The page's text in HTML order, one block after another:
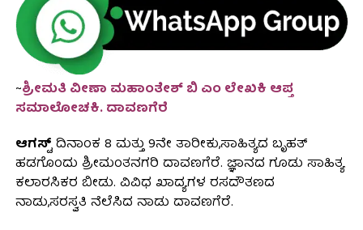
~ಶ್ರೀಮತಿ ವೀಣಾ ಮಹಾಂತೇಶ್ ಬಿ ಎಂ ಲೇಖಕಿ ಆಪ್ತ
ಸಮಾಲೋಚಕಿ. ದಾವಣಗೆರೆ
ಆಗಸ್ಟ್ದಿನಾಂಕ 8 ಮತ್ತು 9ನೇ ತಾರೀಕು,ಸಾಹಿತ್ಯದ ಬೃಹತ್
ಹಡಗೊಂದು ಶ್ರೀಮಂತನಗರಿ ದಾವಣಗೆರೆ. ಜ್ಞಾನದ ಗೂಡು ಸಾಹಿತ್ಯ
ಕಲಾರಸಿಕರ ಬೀಡು. ವಿವಿಧ ಖಾದ್ಯಗಳ ರಸದೌತಣದ
ನಾಡು,ಸರಸ್ವತಿ ನೆಲೆಸಿದ ನಾಡು ದಾವಣಗೆರೆ.